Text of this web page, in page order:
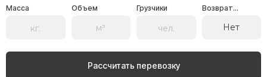
Масса Объем Грузчики Возврат...
Нет
Рассчитать перевозку